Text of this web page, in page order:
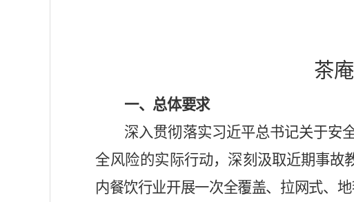
茶
一、总体要求
深入贯彻落实习近平总书记关于安
全风险的实 际行动，深刻汲取近期事故
内餐饮行业开展一次全覆盖、拉网式、